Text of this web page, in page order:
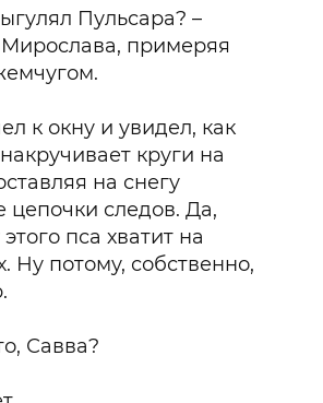
Пульсара? –
примеряя
к окну и увидел, как
круги на
на снегу
цепочки следов. Да,
пса хватит на
Ну потому, собственно,
Савва?